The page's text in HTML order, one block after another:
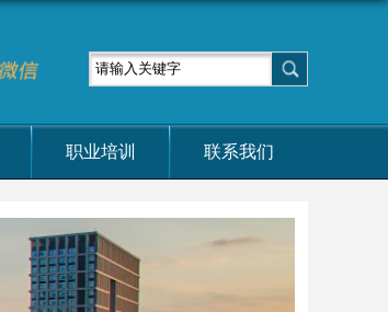
职业培训 联系我们